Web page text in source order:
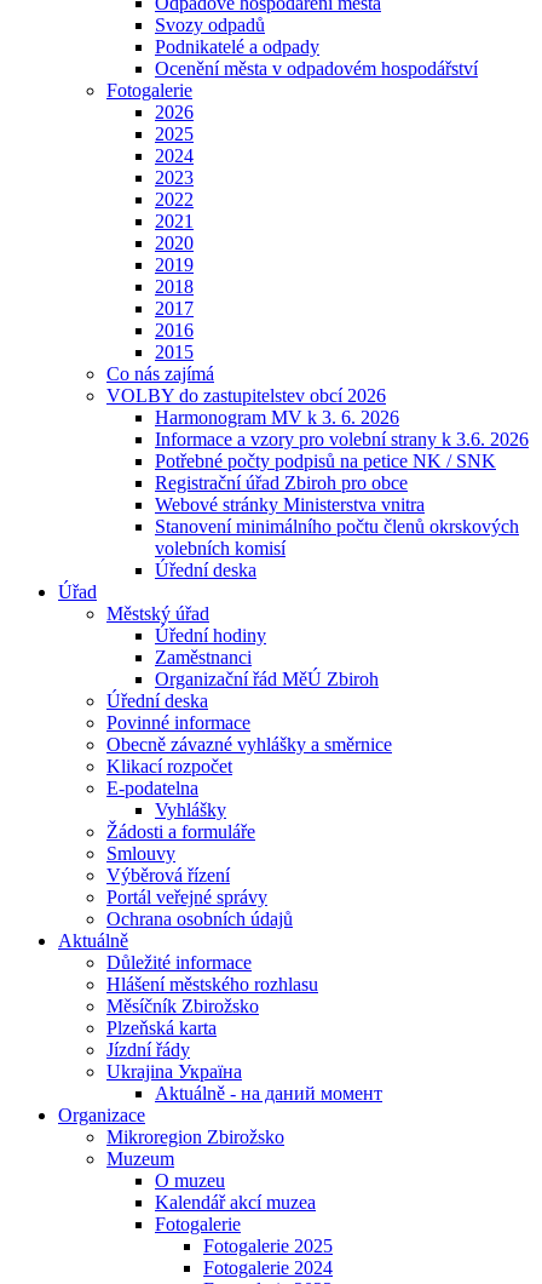
Svozy odpadů
Podnikatelé a odpady
Ocenění města v odpadovém hospodářství
Fotogalerie
2026
2025
2024
2023
2022
2021
2020
2019
2018
2017
2016
2015
Co nás zajímá
VOLBY do zastupitelstev obcí 2026
Harmonogram MV k 3. 6. 2026
Informace a vzory pro volební strany k 3.6. 2026
Potřebné počty podpisů na petice NK / SNK
Registrační úřad Zbiroh pro obce
Webové stránky Ministerstva vnitra
Stanovení minimálního počtu členů okrskových
volebních komisí
Úřední deska
Úřad
Městský úřad
Úřední hodiny
Zaměstnanci
Organizační řád MěÚ Zbiroh
Úřední deska
Povinné informace
Obecně závazné vyhlášky a směrnice
Klikací rozpočet
E-podatelna
Vyhlášky
Žádosti a formuláře
Smlouvy
Výběrová řízení
Portál veřejné správy
Ochrana osobních údajů
Aktuálně
Důležité informace
Hlášení městského rozhlasu
Měsíčník Zbirožsko
Plzeňská karta
Jízdní řády
Ukrajina Україна
Aktuálně - на даний момент
Organizace
Mikroregion Zbirožsko
Muzeum
O muzeu
Kalendář akcí muzea
Fotogalerie
Fotogalerie 2025
Fotogalerie 2024